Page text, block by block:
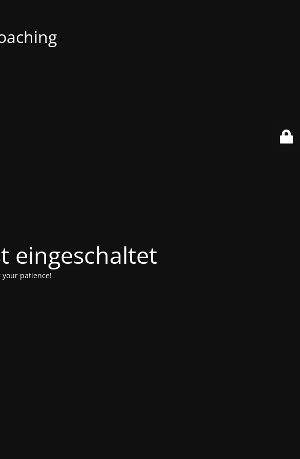
eingeschaltet
your patience!